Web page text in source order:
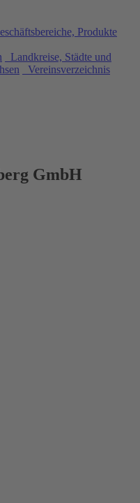
Produkte
Landkreise, Städte und
Vereinsverzeichnis
GmbH